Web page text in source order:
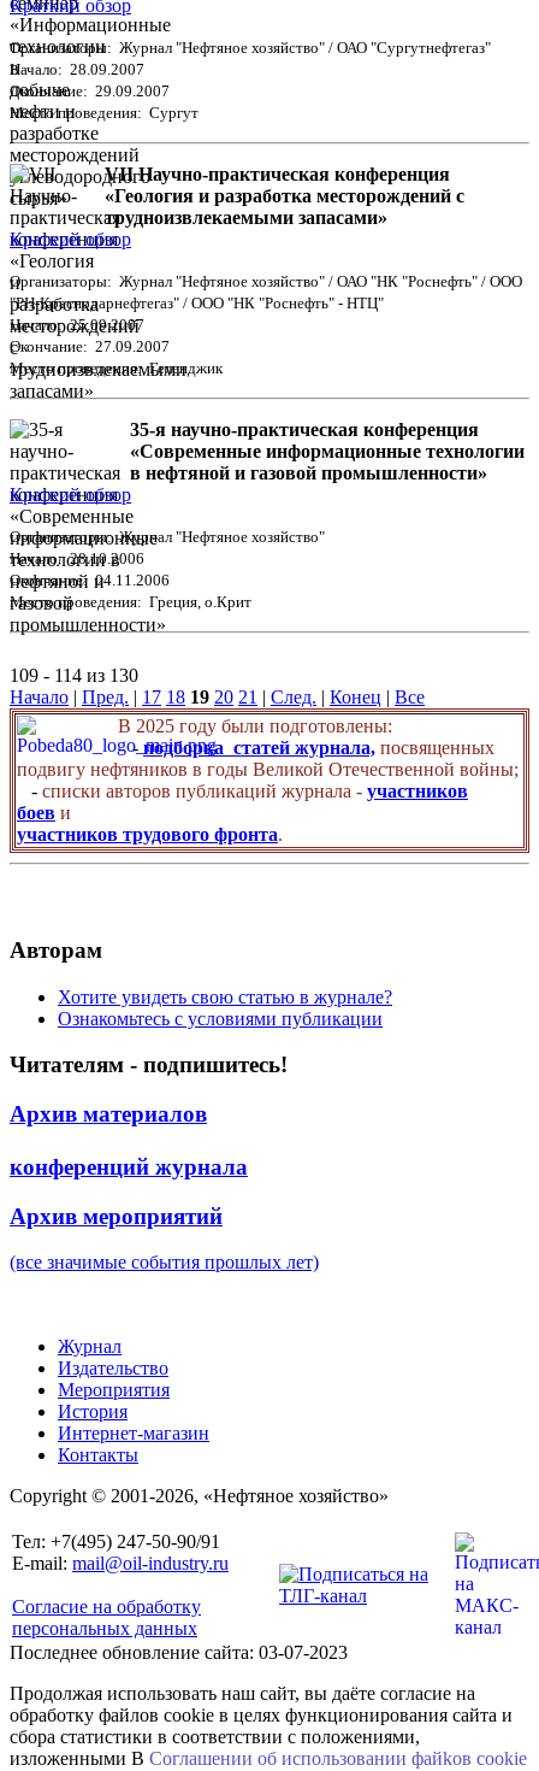
Краткий обзор
Организаторы: Журнал "Нефтяное хозяйство" / ОАО "Сургутнефтегаз"
Начало: 28.09.2007
Окончание: 29.09.2007
Место проведения: Сургут
VII Научно-практическая конференция
«Геология и разработка месторождений с
трудноизвлекаемыми запасами»
Краткий обзор
Организаторы: Журнал "Нефтяное хозяйство" / ОАО "НК "Роснефть" / ООО
"РН-Краснодарнефтегаз" / ООО "НК "Роснефть" - НТЦ"
Начало: 25.09.2007
Окончание: 27.09.2007
Место проведения: Геленджик
35-я научно-практическая конференция
«Современные информационные технологии
в нефтяной и газовой промышленности»
Краткий обзор
Организаторы: Журнал "Нефтяное хозяйство"
Начало: 28.10.2006
Окончание: 04.11.2006
Место проведения: Греция, о.Крит
109 - 114 из 130
Начало | Пред. | 17 18 19 20 21 | След. | Конец | Все
В 2025 году были подготовлены:
- подборка статей журнала, посвященных
подвигу нефтяников в годы Великой Отечественной войны;
- списки авторов публикаций журнала - участников
боев и
участников трудового фронта.
Авторам
Хотите увидеть свою статью в журнале?
Ознакомьтесь с условиями публикации
Читателям - подпишитесь!
Архив материалов
конференций журнала
Архив мероприятий
(все значимые события прошлых лет)
Журнал
Издательство
Мероприятия
История
Интернет-магазин
Контакты
Copyright © 2001-2026, «Нефтяное хозяйство»
Тел: +7(495) 247-50-90/91
E-mail: mail@oil-industry.ru
Согласие на обработку
персональных данных
Последнее обновление сайта: 03-07-2023
Продолжая использовать наш сайт, вы даёте согласие на
обработку файлов cookie в целях функционирования сайта и
сбора статистики в соответствии с положениями,
изложенными В Соглашении об использовании файkов cookie